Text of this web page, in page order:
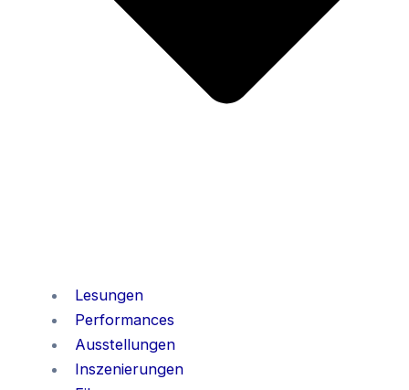
Lesungen
Performances
Ausstellungen
Inszenierungen